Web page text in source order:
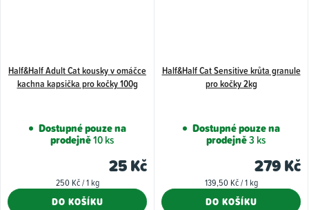
Half&Half Adult Cat kousky v omáčce
kachna kapsička pro kočky 100g
Dostupné pouze na
prodejně10 ks
25 Kč
Měrná
250 Kč / 1 kg
DO KOŠÍKU
Half&Half Cat Sensitive krůta granule
pro kočky 2kg
Dostupné pouze na
prodejně3 ks
279 Kč
Měrná
139,50 Kč / 1 kg
DO KOŠÍKU